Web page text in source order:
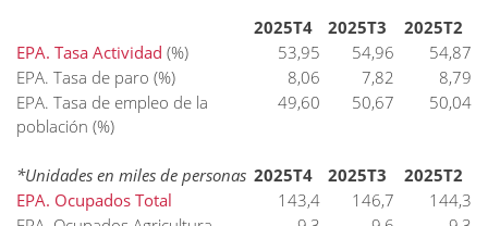
2025T4 2025T3
2025T2
EPA. Tasa Actividad (%) 53,95 54,96
54,87
EPA. Tasa de paro (%)
8,06 7,82
8,79
EPA. Tasa de empleo de la
población (%)
49,60 50,67 50,04
*Unidades en miles de personas 2025T4 2025T3
2025T2
EPA. Ocupados Total
143,4 146,7
144,3